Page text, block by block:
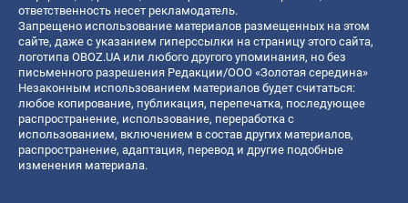
ответственность несет рекламодатель.
Запрещено использование материалов размещенных на этом
сайте, даже с указанием гиперссылки на страницу этого сайта,
логотипа OBOZ.UA или любого другого упоминания, но без
письменного разрешения Редакции/ООО «Золотая середина»
Незаконным использованием материалов будет считаться:
любое копирование, публикация, перепечатка, последующее
распространение, использование, переработка с
использованием, включением в состав других материалов,
распространение, адаптация, перевод и другие подобные
изменения материала.